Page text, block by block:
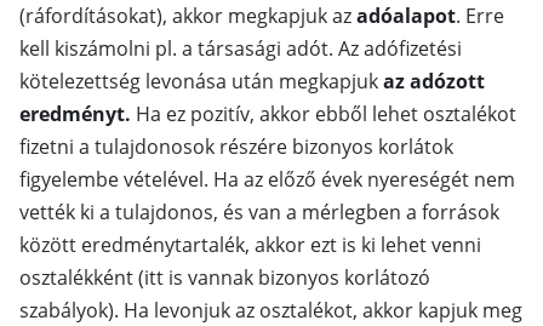
(ráfordításokat), akkor megkapjuk azadóalapot. Erre
kell kiszámolni pl. a társasági adót. Az adófizetési
kötelezettség levonása után megkapjukaz adózott
eredményt. Ha ez pozitív, akkor ebből lehet osztalékot
fizetni a tulajdonosok részére bizonyos korlátok
figyelembe vételével. Ha az előző évek nyereségét nem
vették ki a tulajdonos, és van a mérlegben a források
között eredménytartalék, akkor ezt is ki lehet venni
osztalékként (itt is vannak bizonyos korlátozó
szabályok). Ha levonjuk az osztalékot, akkor kapjuk meg